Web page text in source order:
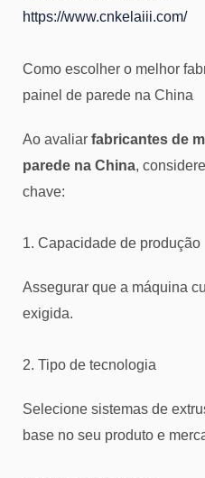
https://www.cnkelaiii.com/
Como escolher o melhor
painel de parede na China
Ao avaliar fabricantes de
parede na China,
chave:
1. Capacidade de produção
Assegurar que a máquina
exigida.
2. Tipo de tecnologia
Selecione sistemas de
base no seu produto e